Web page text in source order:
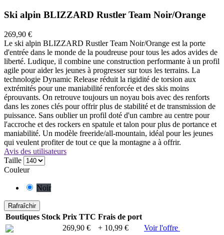
Ski alpin BLIZZARD Rustler Team Noir/Orange
269,90 €
Le ski alpin BLIZZARD Rustler Team Noir/Orange est la porte
d'entrée dans le monde de la poudreuse pour tous les ados avides de
liberté. Ludique, il combine une construction performante à un profil
agile pour aider les jeunes à progresser sur tous les terrains. La
technologie Dynamic Release réduit la rigidité de torsion aux
extrémités pour une maniabilité renforcée et des skis moins
éprouvants. On retrouve toujours un noyau bois avec des renforts
dans les zones clés pour offrir plus de stabilité et de transmission de
puissance. Sans oublier un profil doté d'un cambre au centre pour
l'accroche et des rockers en spatule et talon pour plus de portance et
maniabilité. Un modèle freeride/all-mountain, idéal pour les jeunes
qui veulent profiter de tout ce que la montagne a à offrir.
Avis des utilisateurs
Taille
Couleur
Noir
Boutiques Stock Prix TTC Frais de port
269,90 €
+ 10,99 € Voir l'offre